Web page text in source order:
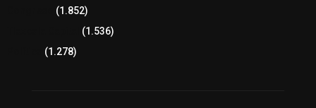
(1.852)
(1.536)
(1.278)